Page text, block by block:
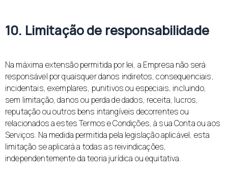
10. Limitação de responsabilidade
Na máxima extensão permitida por lei, a Empresa não será
responsável por quaisquer danos indiretos, consequenciais,
incidentais, exemplares, punitivos ou especiais, incluindo,
sem limitação, danos ou perda de dados, receita, lucros,
reputação ou outros bens intangíveis decorrentes ou
relacionados a estes Termos e Condições, à sua Conta ou aos
Serviços. Na medida permitida pela legislação aplicável, esta
limitação se aplicará a todas as reivindicações,
independentemente da teoria jurídica ou equitativa.